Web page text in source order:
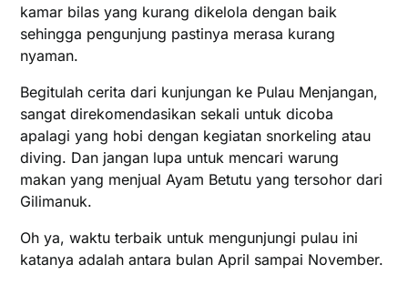
kamar bilas yang kurang dikelola dengan baik
sehingga pengunjung pastinya merasa kurang
nyaman.
Begitulah cerita dari kunjungan ke Pulau Menjangan,
sangat direkomendasikan sekali untuk dicoba
apalagi yang hobi dengan kegiatan snorkeling atau
diving. Dan jangan lupa untuk mencari warung
makan yang menjual Ayam Betutu yang tersohor dari
Gilimanuk.
Oh ya, waktu terbaik untuk mengunjungi pulau ini
katanya adalah antara bulan April sampai November.